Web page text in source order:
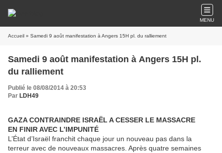
MENU
Accueil » Samedi 9 août manifestation à Angers 15H pl. du ralliement
Samedi 9 août manifestation à Angers 15H pl.
du ralliement
Publié le 08/08/2014 à 20:53
Par LDH49
GAZA CONTRAINDRE ISRAËL A CESSER LE MASSACRE
EN FINIR AVEC L’IMPUNITÉ
L’État d’Israël franchit chaque jour un nouveau pas dans la
terreur avec de nouveaux massacres. Après quatre semaines